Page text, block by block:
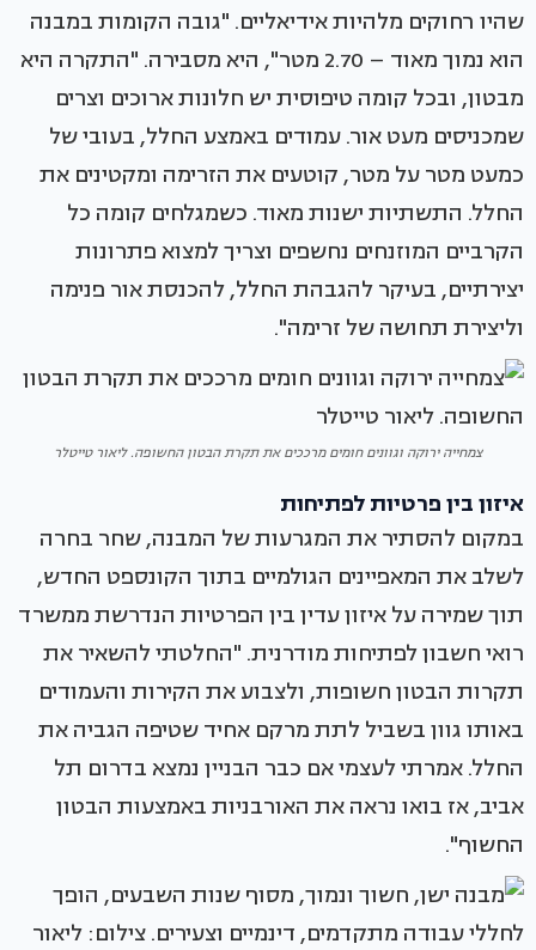
שהיו רחוקים מלהיות אידיאליים. "גובה הקומות במבנה
הוא נמוך מאוד – 2.70 מטר", היא מסבירה. "התקרה היא
מבטון, ובכל קומה טיפוסית יש חלונות ארוכים וצרים
שמכניסים מעט אור. עמודים באמצע החלל, בעובי של
כמעט מטר על מטר, קוטעים את הזרימה ומקטינים את
החלל. התשתיות ישנות מאוד. כשמגלחים קומה כל
הקרביים המוזנחים נחשפים וצריך למצוא פתרונות
יצירתיים, בעיקר להגבהת החלל, להכנסת אור פנימה
וליצירת תחושה של זרימה".
צמחייה ירוקה וגוונים חומים מרככים את תקרת הבטון החשופה. ליאור טייטלר
איזון בין פרטיות לפתיחות
במקום להסתיר את המגרעות של המבנה, שחר בחרה
לשלב את המאפיינים הגולמיים בתוך הקונספט החדש,
תוך שמירה על איזון עדין בין הפרטיות הנדרשת ממשרד
רואי חשבון לפתיחות מודרנית. "החלטתי להשאיר את
תקרות הבטון חשופות, ולצבוע את הקירות והעמודים
באותו גוון בשביל לתת מרקם אחיד שטיפה הגביה את
החלל. אמרתי לעצמי אם כבר הבניין נמצא בדרום תל
אביב, אז בואו נראה את האורבניות באמצעות הבטון
החשוף".